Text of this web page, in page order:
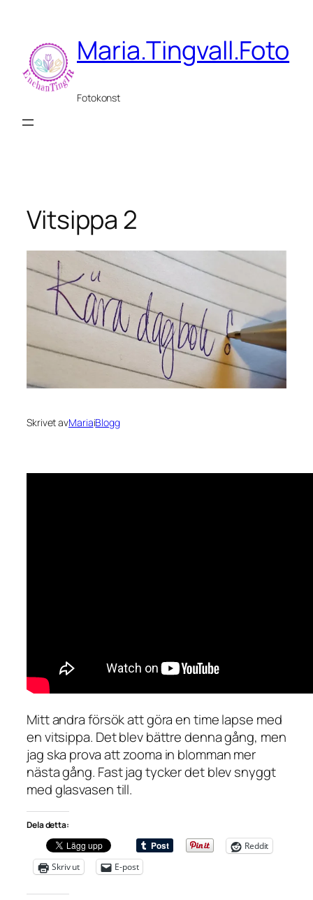
innehåll
Maria.Tingvall.Foto
Fotokonst
Vitsippa 2
Skrivet avMariaiBlogg
Mitt andra försök att göra en time lapse med
en vitsippa. Det blev bättre denna gång, men
jag ska prova att zooma in blomman mer
nästa gång. Fast jag tycker det blev snyggt
med glasvasen till.
Dela detta:
Reddit
Skriv ut
E-post